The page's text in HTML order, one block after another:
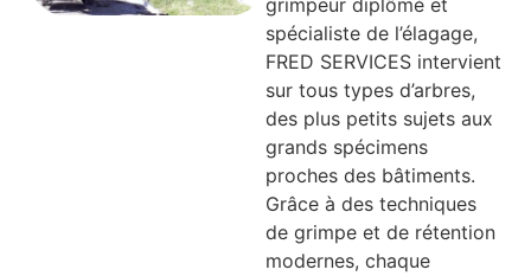
grimpeur diplômé et
spécialiste de l’élagage,
FRED SERVICES intervient
sur tous types d’arbres,
des plus petits sujets aux
grands spécimens
proches des bâtiments.
Grâce à des techniques
de grimpe et de rétention
modernes, chaque